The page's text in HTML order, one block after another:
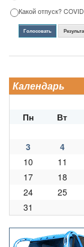
Какой отпуск?
Голосовать
Календарь
Пн
Вт
3
4
10
11
17
18
24
25
31